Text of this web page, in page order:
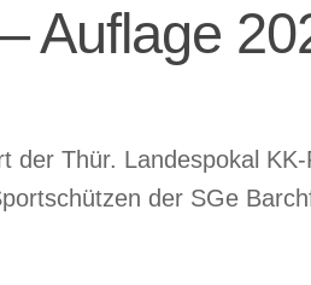
Auflage
der Thür. Landespokal
der SGe